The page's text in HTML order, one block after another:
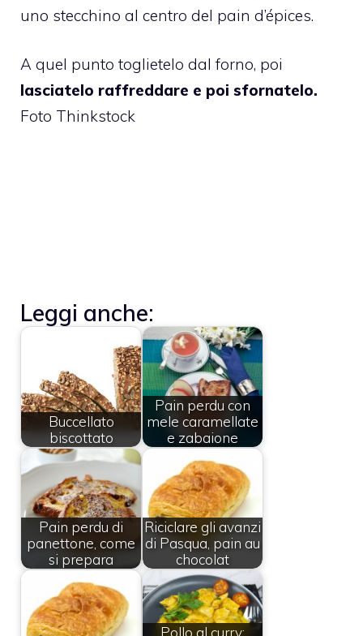
uno stecchino al centro del pain d’épices.
A quel punto toglietelo dal forno, poi
lasciatelo raffreddare e poi sfornatelo.
Foto Thinkstock
Leggi anche:
Buccellato
biscottato
Pain perdu con
mele caramellate
e zabaione
Pain perdu di
panettone, come
si prepara
Riciclare gli avanzi
di Pasqua, pain au
chocolat
Pollo al curry: